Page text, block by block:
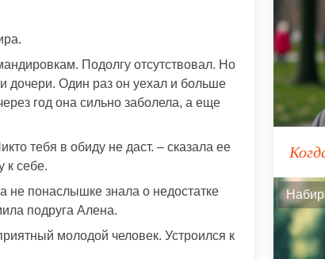
Подолгу отсутствовал. Но
дочери. Один раз он уехал и больше
год она сильно заболела, а еще
тебя в обиду не даст. – сказала ее
к себе.
не понаслышке знала о недостатке
подруга Алена.
молодой человек. Устроился к